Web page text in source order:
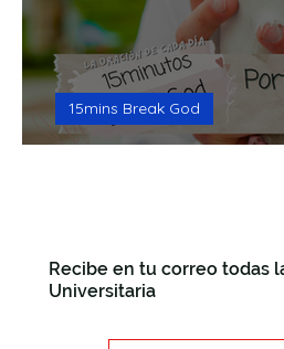
Portadores de
15mins Break God
Recibe en tu correo todas
Universitaria